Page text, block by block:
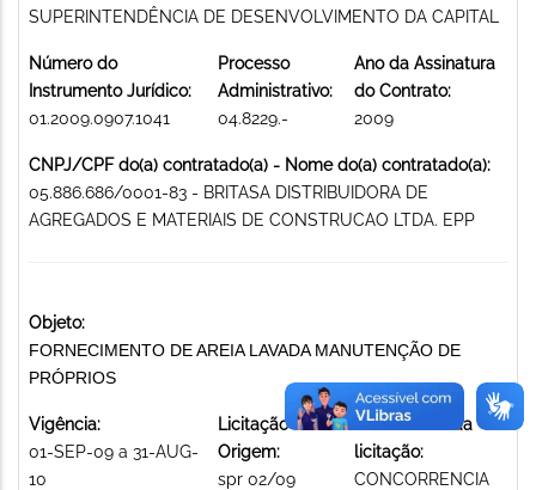
SUPERINTENDÊNCIA DE DESENVOLVIMENTO DA CAPITAL
Número do
Instrumento Jurídico:
01.2009.0907.1041
Processo
Administrativo:
04.8229.-
Ano da Assinatura
do Contrato:
2009
CNPJ/CPF do(a) contratado(a) - Nome do(a) contratado(a):
05.886.686/0001-83 - BRITASA DISTRIBUIDORA DE
AGREGADOS E MATERIAIS DE CONSTRUCAO LTDA. EPP
Objeto:
FORNECIMENTO DE AREIA LAVADA MANUTENÇÃO DE
PRÓPRIOS
Vigência:
01-SEP-09 a 31-AUG-
10
Licitação de
Origem:
spr 02/09
Modalidade da
licitação:
CONCORRENCIA